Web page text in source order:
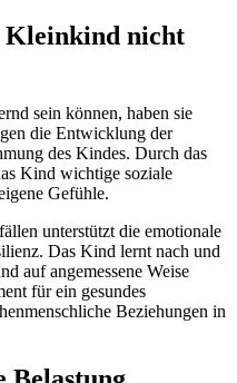
nicht
sein können, haben sie
die Entwicklung der
des Kindes. Durch das
Kind wichtige soziale
Gefühle.
unterstützt die emotionale
Das Kind lernt nach und
auf angemessene Weise
für ein gesundes
Beziehungen in